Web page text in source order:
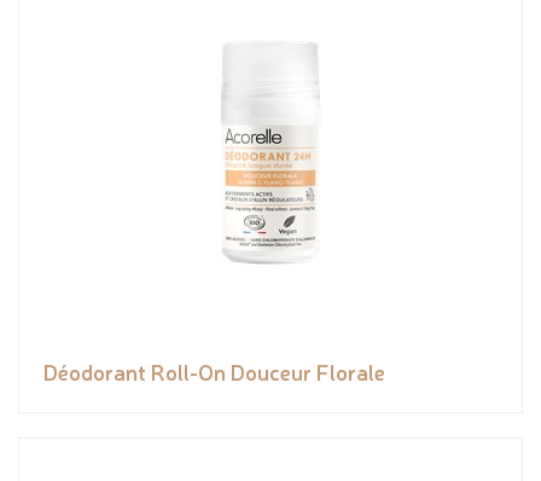
Déodorant Roll-On Douceur Florale